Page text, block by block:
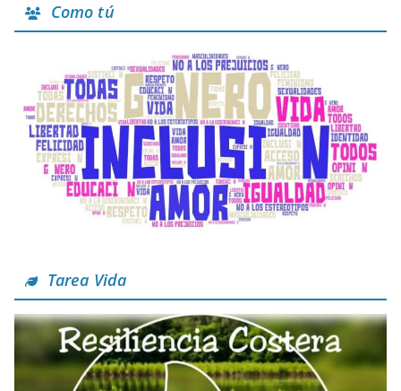
Como tú
Tarea Vida